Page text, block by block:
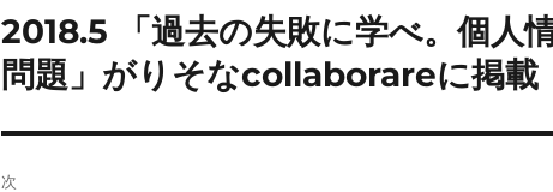
稿
ナ
ゲ
前
の
投
稿:
2018.5 「過去の失敗に学べ。個人
問題」がりそなcollaborareに掲載
次